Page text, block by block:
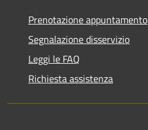
Prenotazione appuntamento
Segnalazione disservizio
Leggi le FAQ
Richiesta assistenza